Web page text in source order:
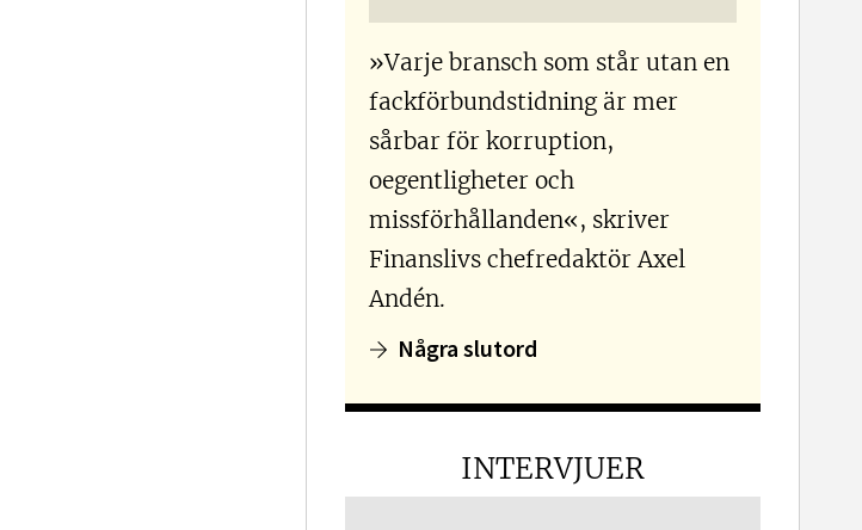
»Varje bransch som står utan en
fackförbundstidning är mer
sårbar för korruption,
oegentligheter och
missförhållanden«, skriver
Finanslivs chefredaktör Axel
Andén.
Några slutord
INTERVJUER